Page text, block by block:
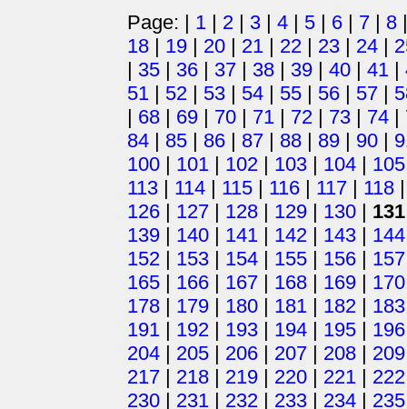
Page: | 1 | 2 | 3 | 4 | 5 | 6 | 7 | 8
18 | 19 | 20 | 21 | 22 | 23 | 24 |
| 35 | 36 | 37 | 38 | 39 | 40 | 41 |
51 | 52 | 53 | 54 | 55 | 56 | 57 |
| 68 | 69 | 70 | 71 | 72 | 73 | 74 |
84 | 85 | 86 | 87 | 88 | 89 | 90 |
100 | 101 | 102 | 103 | 104 | 105
113 | 114 | 115 | 116 | 117 | 118
126 | 127 | 128 | 129 | 130 | 131
139 | 140 | 141 | 142 | 143 | 144
152 | 153 | 154 | 155 | 156 | 157
165 | 166 | 167 | 168 | 169 | 170
178 | 179 | 180 | 181 | 182 | 183
191 | 192 | 193 | 194 | 195 | 196
204 | 205 | 206 | 207 | 208 | 209
217 | 218 | 219 | 220 | 221 | 222
230 | 231 | 232 | 233 | 234 | 235